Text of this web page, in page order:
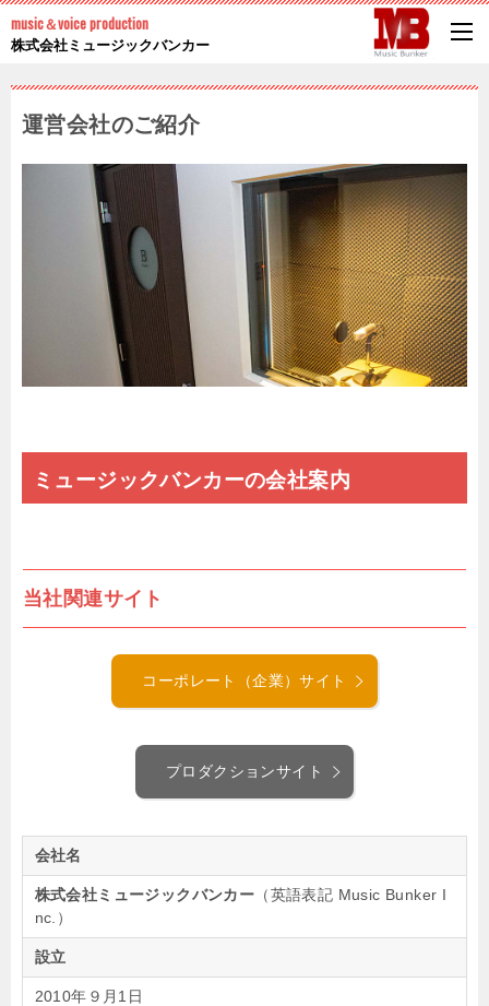
music＆voice production
株式会社ミュージックバンカー
運営会社のご紹介
ミュージックバンカーの会社案内
当社関連サイト
コーポレート（企業）サイト
プロダクションサイト
会社名
株式会社ミュージックバンカー （英語表記 Music Bunker I
nc.）
設立
2010年９月1日